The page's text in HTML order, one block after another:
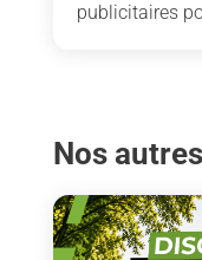
publicitaires
Nos